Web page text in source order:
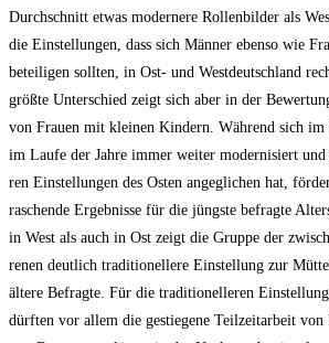
Durch­schnitt etwas moder­ne­re Rol­len­bil­der als
die Ein­stel­lun­gen, dass sich Män­ner eben­so wie
betei­li­gen soll­ten, in Ost- und West­deutsch­land
größ­te Unter­schied zeigt sich aber in der
von Frau­en mit klei­nen Kin­dern. Wäh­rend sich im
im Lau­fe der Jah­re immer wei­ter moder­ni­siert
ren Ein­stel­lun­gen des Osten ange­gli­chen hat,
ra­schen­de Ergeb­nis­se für die jüngs­te befrag­te
in West als auch in Ost zeigt die Grup­pe der
re­nen deut­lich tra­di­tio­nel­le­re Ein­stel­lung zur
älte­re Befrag­te. Für die tra­di­tio­nel­le­ren
dürf­ten vor allem die gestie­ge­ne Teil­zeit­ar­beit